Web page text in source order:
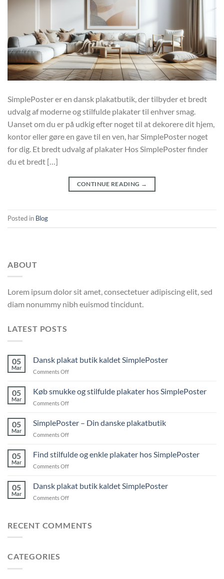
SimplePoster er en dansk plakatbutik, der tilbyder et bredt
udvalg af moderne og stilfulde plakater til enhver smag.
Uanset om du er på udkig efter noget til at dekorere dit hjem,
kontor eller gøre en gave til en ven, har SimplePoster noget
for dig. Et bredt udvalg af plakater Hos SimplePoster finder
du et bredt […]
CONTINUE READING →
Posted in Blog
ABOUT
Lorem ipsum dolor sit amet, consectetuer adipiscing elit, sed
diam nonummy nibh euismod tincidunt.
LATEST POSTS
05
Mar
Dansk plakat butik kaldet SimplePoster
Comments Offon
plakat
butik
kaldet
05
Mar
Køb smukke og stilfulde plakater hos SimplePoster
Comments Offon
smukke
og
stilfulde
hos
05
Mar
SimplePoster – Din danske plakatbutik
Comments Offon
–
Din
danske
05
Mar
Find stilfulde og enkle plakater hos SimplePoster
Comments Offon
stilfulde
og
enkle
SimplePoster
05
Mar
Dansk plakat butik kaldet SimplePoster
Comments Offon
butik
RECENT COMMENTS
CATEGORIES